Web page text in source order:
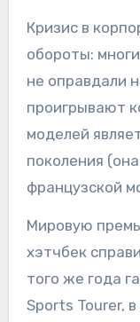
Кризис в
обороты:
не оправдали
проигрывают
моделей
поколения
французской
Мировую
хэтчбек
того же года
Sports Tourer,